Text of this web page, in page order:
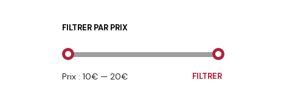
FILTRER PAR PRIX
PRIX
PRIX
FILTRER
Prix : 10€ — 20€